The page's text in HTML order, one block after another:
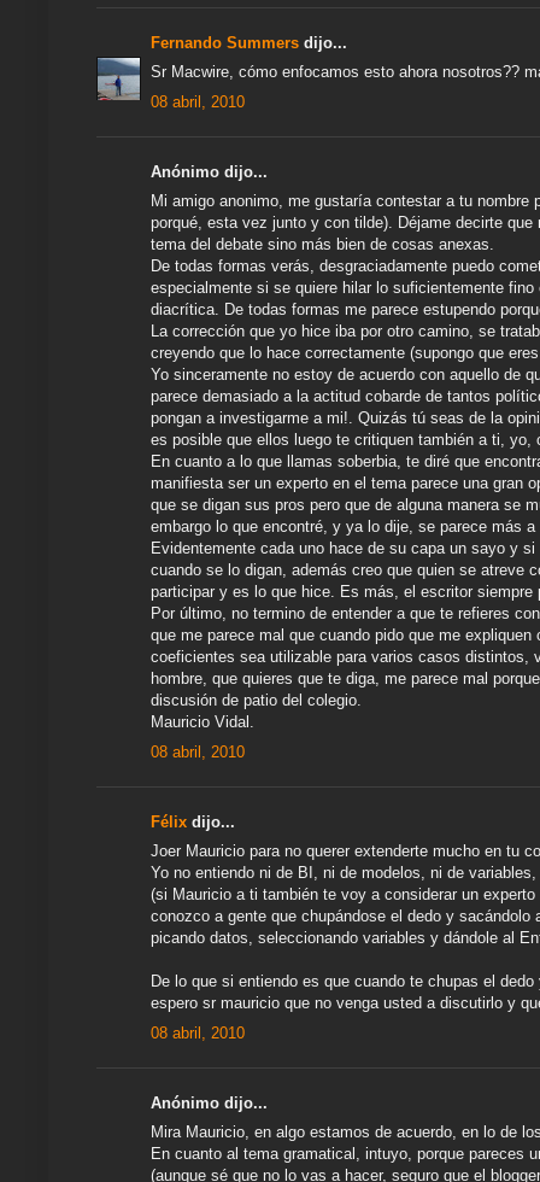
Fernando Summers dijo...
Sr Macwire, cómo enfocamos esto ahora nosotros??
08 abril, 2010
Anónimo dijo...
Mi amigo anonimo, me gustaría contestar a tu nombre
porqué, esta vez junto y con tilde). Déjame decirte
tema del debate sino más bien de cosas anexas.
De todas formas verás, desgraciadamente puedo
especialmente si se quiere hilar lo suficientemente
diacrítica. De todas formas me parece estupendo
La corrección que yo hice iba por otro camino, se
creyendo que lo hace correctamente (supongo que
Yo sinceramente no estoy de acuerdo con aquello de
parece demasiado a la actitud cobarde de tantos
pongan a investigarme a mi!. Quizás tú seas de la
es posible que ellos luego te critiquen también a ti,
En cuanto a lo que llamas soberbia, te diré que
manifiesta ser un experto en el tema parece una gran
que se digan sus pros pero que de alguna manera se
embargo lo que encontré, y ya lo dije, se parece más
Evidentemente cada uno hace de su capa un sayo y
cuando se lo digan, además creo que quien se atreve
participar y es lo que hice. Es más, el escritor
Por último, no termino de entender a que te refieres
que me parece mal que cuando pido que me
coeficientes sea utilizable para varios casos
hombre, que quieres que te diga, me parece mal
discusión de patio del colegio.
Mauricio Vidal.
08 abril, 2010
Félix dijo...
Joer Mauricio para no querer extenderte mucho en tu
Yo no entiendo ni de BI, ni de modelos, ni de
(si Mauricio a ti también te voy a considerar un
conozco a gente que chupándose el dedo y
picando datos, seleccionando variables y dándole al
De lo que si entiendo es que cuando te chupas el
espero sr mauricio que no venga usted a discutirlo y
08 abril, 2010
Anónimo dijo...
Mira Mauricio, en algo estamos de acuerdo, en lo de
En cuanto al tema gramatical, intuyo, porque pareces
(aunque sé que no lo vas a hacer, seguro que el